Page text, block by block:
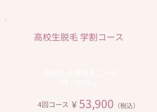
​高校生脱毛 学割コース
​4回コース ¥ 53,900 （税込）